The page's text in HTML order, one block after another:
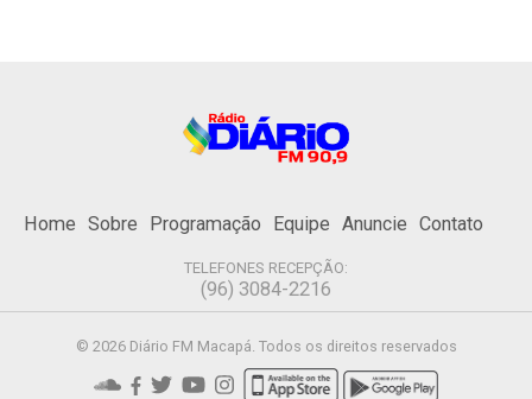
Home Sobre Programação Equipe Anuncie Contato
TELEFONES RECEPÇÃO:
(96) 3084-2216
© 2026 Diário FM Macapá. Todos os direitos reservados